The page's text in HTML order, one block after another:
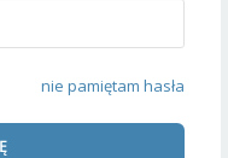
nie pamiętam hasła